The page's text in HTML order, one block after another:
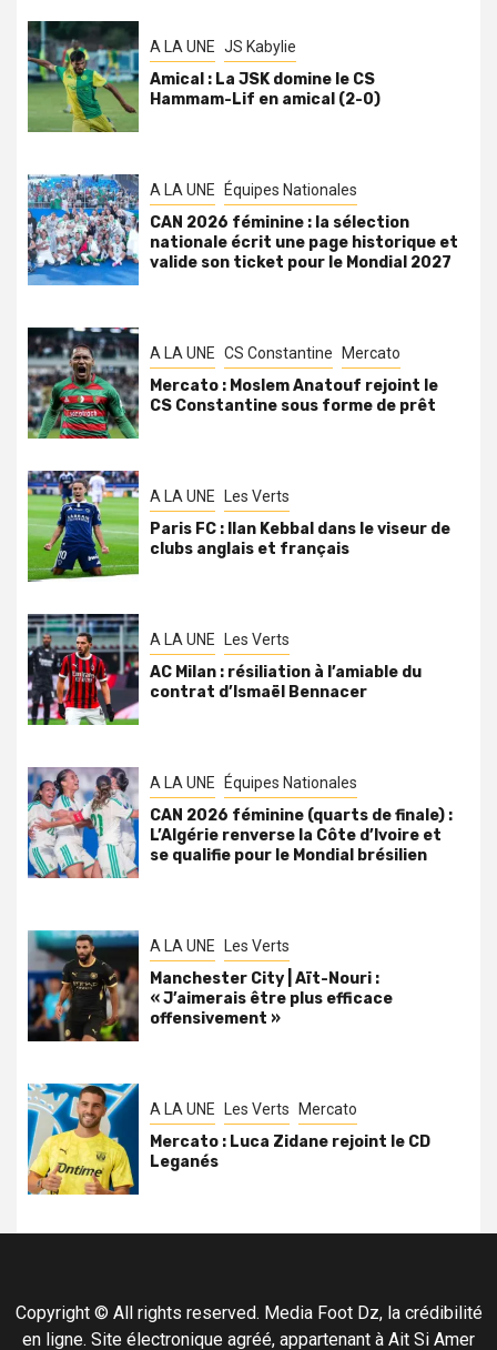
A LA UNE JS Kabylie
Amical : La JSK domine le CS
Hammam-Lif en amical (2-0)
A LA UNE Équipes Nationales
CAN 2026 féminine : la sélection
nationale écrit une page historique et
valide son ticket pour le Mondial 2027
A LA UNE CS Constantine Mercato
Mercato : Moslem Anatouf rejoint le
CS Constantine sous forme de prêt
A LA UNE Les Verts
Paris FC : Ilan Kebbal dans le viseur de
clubs anglais et français
A LA UNE Les Verts
AC Milan : résiliation à l’amiable du
contrat d’Ismaël Bennacer
A LA UNE Équipes Nationales
CAN 2026 féminine (quarts de finale) :
L’Algérie renverse la Côte d’Ivoire et
se qualifie pour le Mondial brésilien
A LA UNE Les Verts
Manchester City | Aït-Nouri :
« J’aimerais être plus efficace
offensivement »
A LA UNE Les Verts Mercato
Mercato : Luca Zidane rejoint le CD
Leganés
Copyright © All rights reserved. Media Foot Dz, la crédibilité
en ligne. Site électronique agréé, appartenant à Ait Si Amer